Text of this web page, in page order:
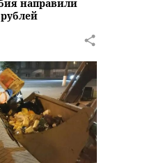
направили